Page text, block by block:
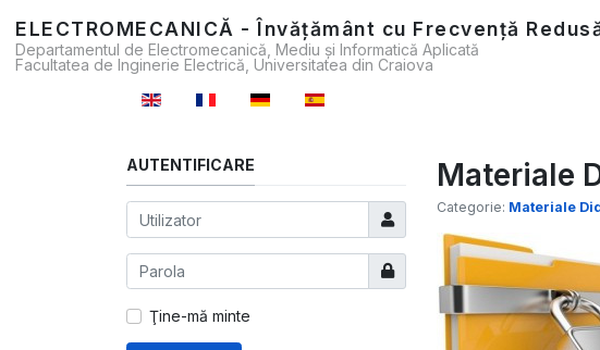
ELECTROMECANICĂ - Învățământ cu Frecvență
Departamentul de Electromecanică, Mediu și Informatică Aplicată
Facultatea de Inginerie Electrică, Universitatea din Craiova
Selectați limba dvs
Materiale
Categorie: Materiale
AUTENTIFICARE
Utilizator
Arată
Ţine-mă minte